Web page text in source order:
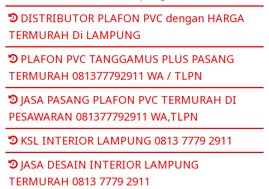
DISTRIBUTOR PLAFON PVC dengan HARGA
TERMURAH Di LAMPUNG
PLAFON PVC TANGGAMUS PLUS PASANG
TERMURAH 081377792911 WA / TLPN
JASA PASANG PLAFON PVC TERMURAH DI
PESAWARAN 081377792911 WA,TLPN
KSL INTERIOR LAMPUNG 0813 7779 2911
JASA DESAIN INTERIOR LAMPUNG
TERMURAH 0813 7779 2911